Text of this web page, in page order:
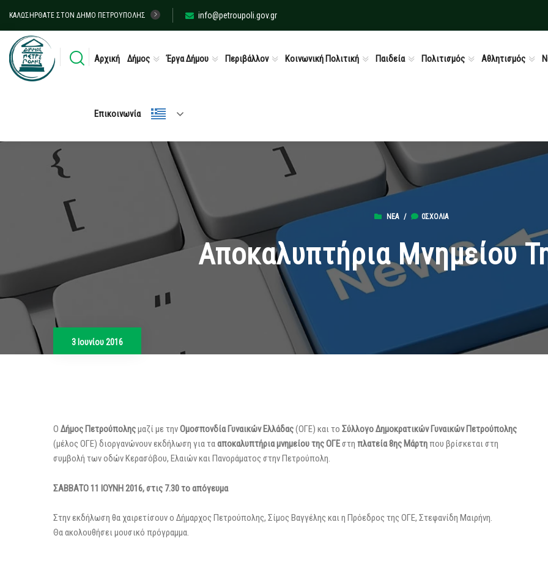
ΚΑΛΩΣΉΡΘΑΤΕ ΣΤΟΝ ΔΉΜΟ ΠΕΤΡΟΎΠΟΛΗΣ info@petroupoli.gov.gr
Αρχική Δήμος Έργα Δήμου Περιβάλλον Κοινωνική Πολιτική Παιδεία Πολιτισμός Αθλητισμός
Επικοινωνία
ΝΈΑ/ 0ΣΧΌΛΙΑ
Aποκαλυπτήρια Μνημείου
3 Ιουνίου 2016
Ο Δήμος Πετρούποληςμαζί με τηνΟμοσπονδία Γυναικών Ελλάδας(ΟΓΕ) και το Σύλλογο Δημοκρατικών Γυναικών Πετρούπολης
(μέλος ΟΓΕ) διοργανώνουν εκδήλωση για τααποκαλυπτήρια μνημείου της ΟΓΕστη πλατεία 8ης Μάρτηπου βρίσκεται στη
συμβολή των οδών Κερασόβου, Ελαιών και Πανοράματος στην Πετρούπολη.
ΣΑΒΒΑΤΟ 11 ΙΟΥΝΗ 2016, στις 7.30 το απόγευμα
Στην εκδήλωση θα χαιρετίσουν ο Δήμαρχος Πετρούπολης, Σίμος Βαγγέλης και η Πρόεδρος της ΟΓΕ, Στεφανίδη Μαιρήνη.
Θα ακολουθήσει μουσικό πρόγραμμα.